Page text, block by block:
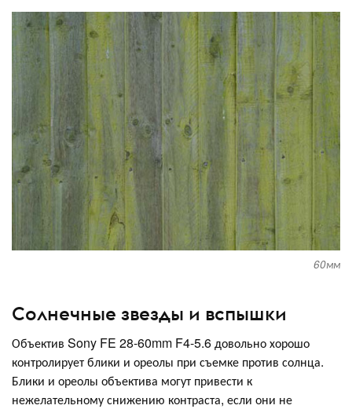
60мм
Солнечные звезды и вспышки
Объектив Sony FE 28-60mm F4-5.6 довольно хорошо
контролирует блики и ореолы при съемке против солнца.
Блики и ореолы объектива могут привести к
нежелательному снижению контраста, если они не